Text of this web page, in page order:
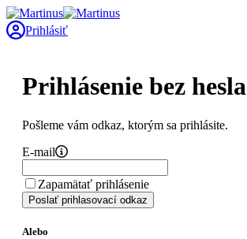
Prihlásiť
Prihlásenie bez hesla
Pošleme vám odkaz, ktorým sa prihlásite.
E-mail
Zapamätať prihlásenie
Poslať prihlasovací odkaz
Alebo